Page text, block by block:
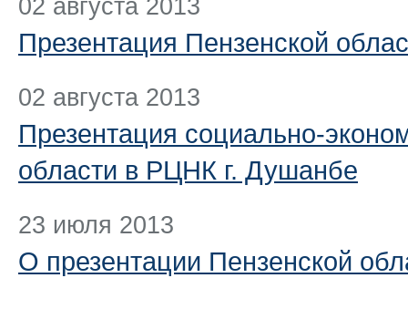
02 августа 2013
Презентация Пензенской
02 августа 2013
Презентация социально-
области в РЦНК г. Душанбе
23 июля 2013
О презентации Пензенской